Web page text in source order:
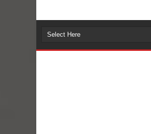
anticipadamente la Fiesta del